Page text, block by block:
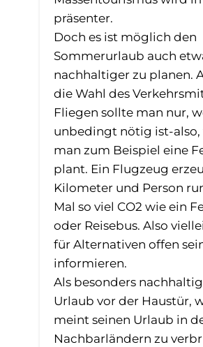
präsenter.
Doch es ist möglich den
Sommerurlaub auch
nachhaltiger zu planen.
die Wahl des
Fliegen sollte man nur,
unbedingt nötig ist-also,
man zum Beispiel eine
plant. Ein Flugzeug
Kilometer und Person
Mal so viel CO2 wie ein
oder Reisebus. Also
für Alternativen offen
informieren.
Als besonders
Urlaub vor der Haustür,
meint seinen Urlaub in
Nachbarländern zu